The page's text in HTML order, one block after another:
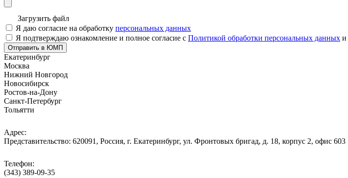
Загрузить файл
Я даю согласие на обработку персональных данных
Я подтверждаю ознакомление и полное согласие с Политикой обработки персональных данных и
Отправить в ЮМП
Екатеринбург
Москва
Нижний Новгород
Новосибирск
Ростов-на-Дону
Санкт-Петербург
Тольятти
Адрес:
Представительство: 620091, Россия, г. Екатеринбург, ул. Фронтовых бригад, д. 18, корпус 2, офис 603
Телефон:
(343) 389-09-35